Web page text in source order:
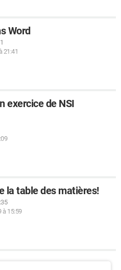
Word
21:41
exercice de NSI
la table des matières!
à 15:59